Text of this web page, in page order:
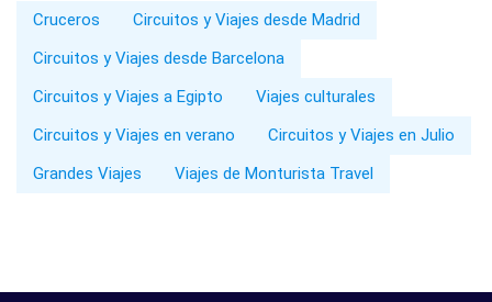
Cruceros
Circuitos y Viajes desde Madrid
Circuitos y Viajes desde Barcelona
Circuitos y Viajes a Egipto
Viajes culturales
Circuitos y Viajes en verano
Circuitos y Viajes en Julio
Grandes Viajes
Viajes de Monturista Travel